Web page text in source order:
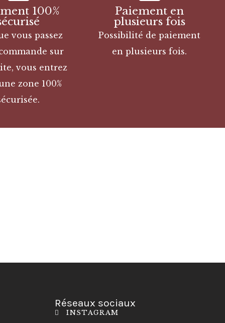
100%
vous passez
sur
vous entrez
zone 100%
Paiement en
plusieurs fois
Possibilité de paiement
en plusieurs fois.
Réseaux sociaux
INSTAGRAM